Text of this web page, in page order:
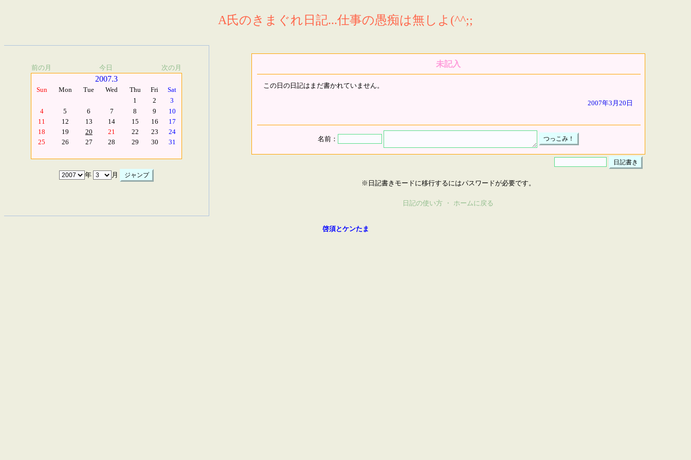
A氏のきまぐれ日記...仕事の愚痴は無しよ(^^;;
前の月 今日 次の月
2007.3
Sun Mon Tue Wed Thu Fri
Sat
1
2
3
4
5 6 7 8 9
10
11
12 13 14 15 16
17
18
19 20 21 22 23
24
25
26 27 28 29 30 31
年 月
未記入
この日の日記はまだ書かれていません。
2007年3月20日
名前：
※日記書きモードに移行するにはパスワードが必要です。
日記の使い方 ・ ホームに戻る
啓須とケンたま